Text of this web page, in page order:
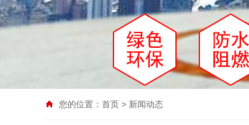
您的位置： 首页 > 新闻动态